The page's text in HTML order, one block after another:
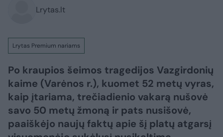
Lrytas.lt
Lrytas Premium nariams
Po kraupios šeimos tragedijos Vazgirdonių
kaime (Varėnos r.), kuomet 52 metų vyras,
kaip įtariama, trečiadienio vakarą nušovė
savo 50 metų žmoną ir pats nusišovė,
paaiškėjo naujų faktų apie šį platų atgarsį